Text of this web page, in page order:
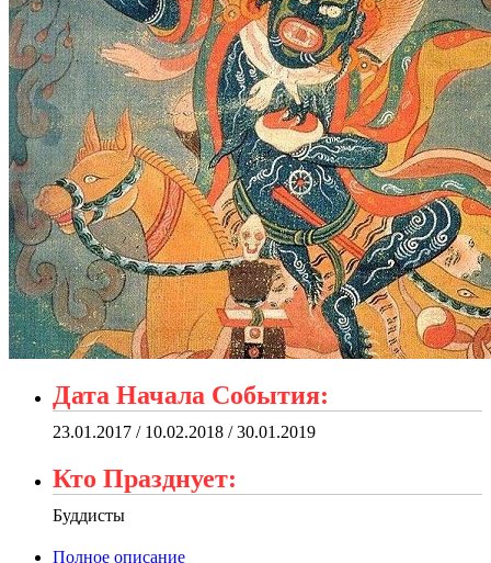
Дата Начала События:
23.01.2017 / 10.02.2018 / 30.01.2019
Кто Празднует:
Буддисты
Полное описание